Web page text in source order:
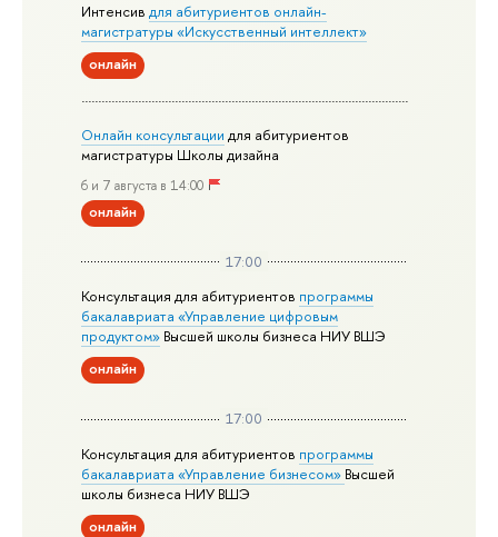
Интенсивдля абитуриентов онлайн-
магистратуры «Искусственный интеллект»
онлайн
Онлайн консультации для абитуриентов
магистратуры Школы дизайна
6 и 7 августа в 14:00
онлайн
17:00
Консультация для абитуриентов программы
бакалавриата «Управление цифровым
продуктом» Высшей школы бизнеса НИУ ВШЭ
онлайн
17:00
Консультация для абитуриентов программы
бакалавриата «Управление бизнесом» Высшей
школы бизнеса НИУ ВШЭ
онлайн